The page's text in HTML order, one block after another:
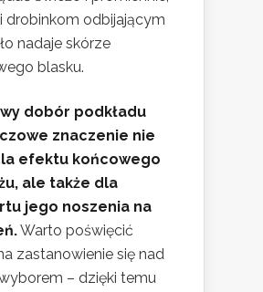
drobinkom odbijającym
nadaje skórze
blasku.
dobór podkładu
znaczenie nie
efektu końcowego
ale także dla
jego noszenia na
Warto poświęcić
zastanowienie się nad
– dzięki temu